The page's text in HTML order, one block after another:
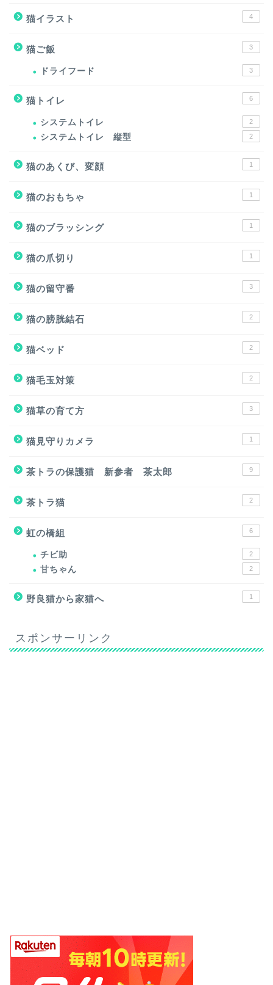
猫イラスト 4
猫ご飯 3
ドライフード 3
猫トイレ 6
システムトイレ 2
システムトイレ 縦型 2
猫のあくび、変顔 1
猫のおもちゃ 1
猫のブラッシング 1
猫の爪切り 1
猫の留守番 3
猫の膀胱結石 2
猫ベッド 2
猫毛玉対策 2
猫草の育て方 3
猫見守りカメラ 1
茶トラの保護猫 新参者 茶太郎 9
茶トラ猫 2
虹の橋組 6
チビ助 2
甘ちゃん 2
野良猫から家猫へ 1
スポンサーリンク